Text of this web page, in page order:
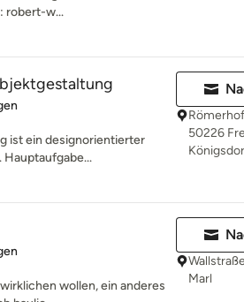
robert-w...
5 Sternen
ist ein designorientierter
50226
von 5 Sternen
wollen, ein anderes
Marl